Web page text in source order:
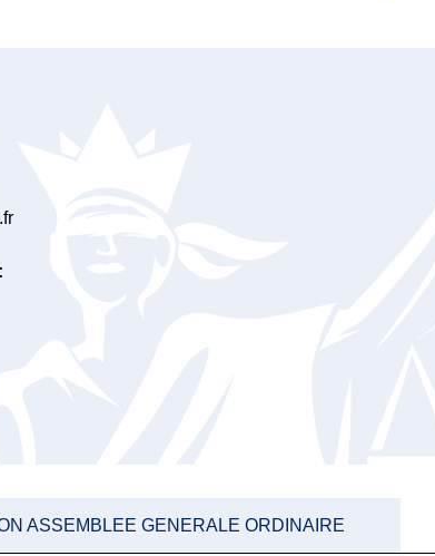
ASSEMBLEE GENERALE ORDINAIRE